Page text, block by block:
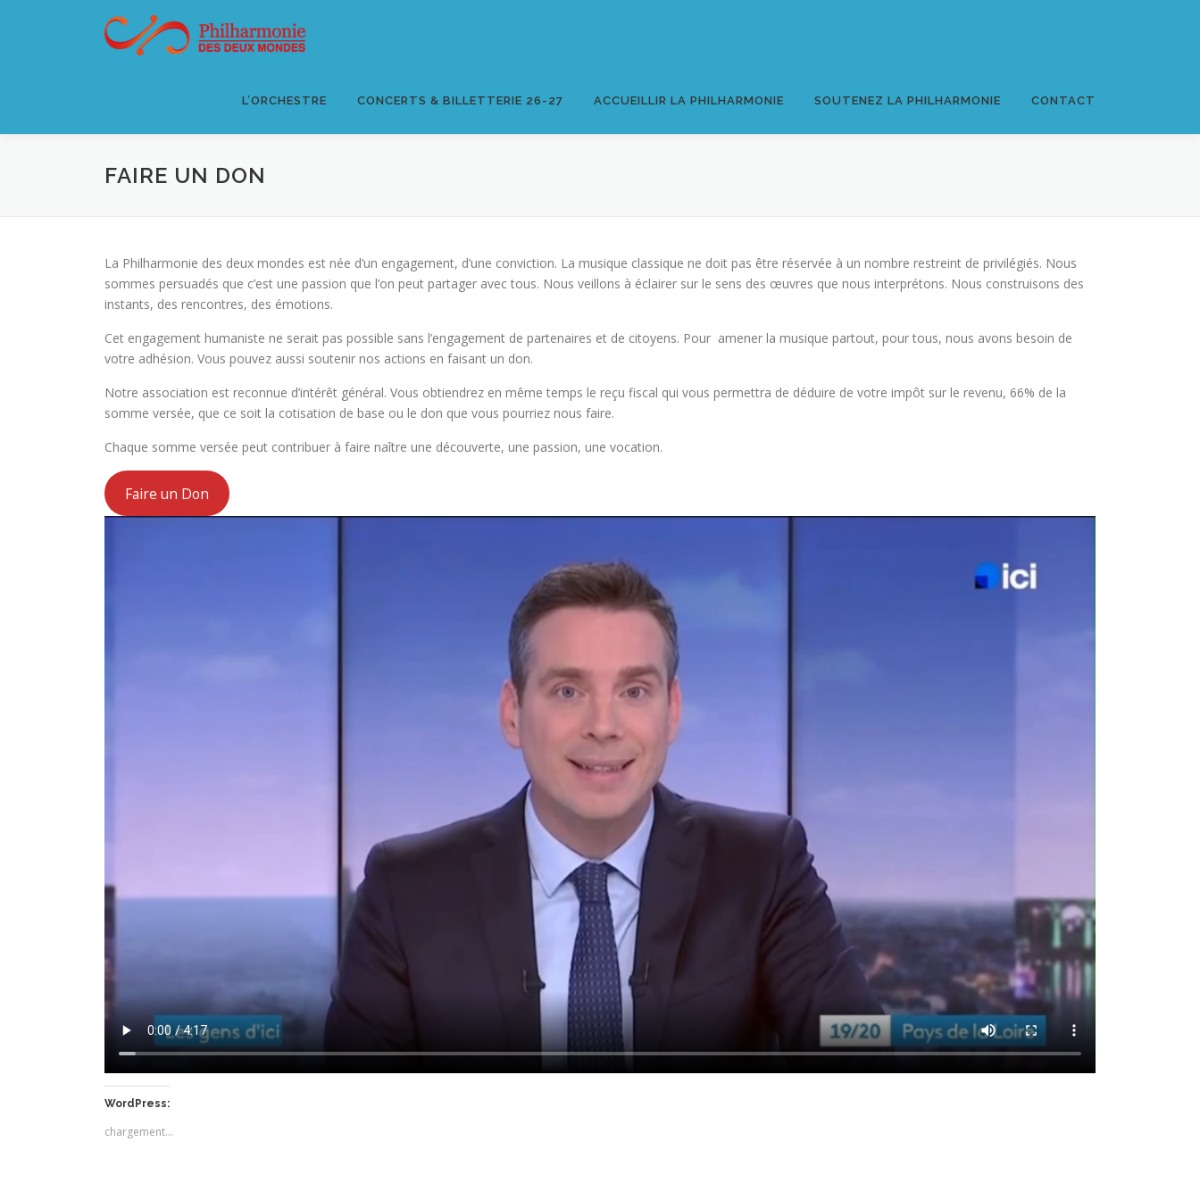
L’ORCHESTRE CONCERTS & BILLETTERIE 26-27 ACCUEILLIR LA PHILHARMONIE SOUTENEZ LA PHILHARMONIE CONTACT
FAIRE UN DON
La Philharmonie des deux mondes est née d’un engagement, d’une conviction. La musique classique ne doit pas être réservée à un nombre restreint de privilégiés. Nous
sommes persuadés que c’est une passion que l’on peut partager avec tous. Nous veillons à éclairer sur le sens des œuvres que nous interprétons. Nous construisons des
instants, des rencontres, des émotions.
Cet engagement humaniste ne serait pas possible sans l’engagement de partenaires et de citoyens. Pour amener la musique partout, pour tous, nous avons besoin de
votre adhésion. Vous pouvez aussi soutenir nos actions en faisant un don.
Notre association est reconnue d’intérêt général. Vous obtiendrez en même temps le reçu fiscal qui vous permettra de déduire de votre impôt sur le revenu, 66% de la
somme versée, que ce soit la cotisation de base ou le don que vous pourriez nous faire.
Chaque somme versée peut contribuer à faire naître une découverte, une passion, une vocation.
Faire un Don
WordPress:
chargement…